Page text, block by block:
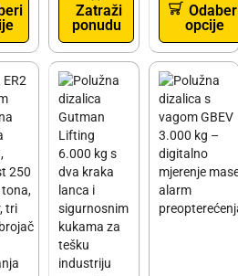
Zatraži
ponudu
opcije